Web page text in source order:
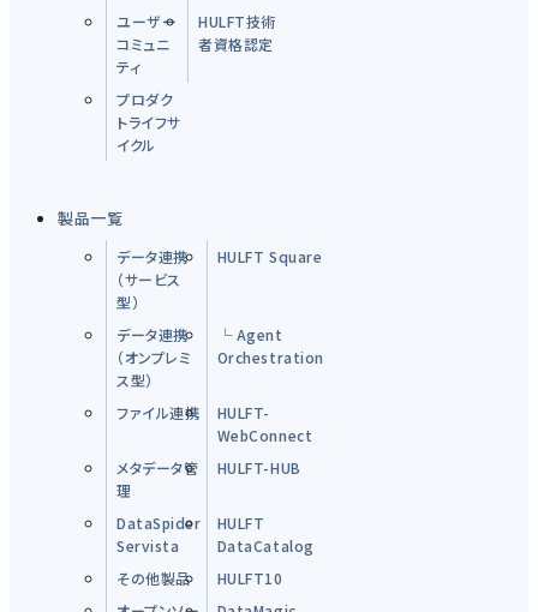
ユーザー
コミュニ
ティ
HULFT技術
者資格認定
プロダク
トライフサ
イクル
製品一覧
データ連携
（サービス
型）
HULFT Square
データ連携
（オンプレミ
ス型）
└ Agent
Orchestration
ファイル連携
HULFT-
WebConnect
メタデータ管
理
HULFT-HUB
DataSpider
Servista
HULFT
DataCatalog
その他製品
HULFT10